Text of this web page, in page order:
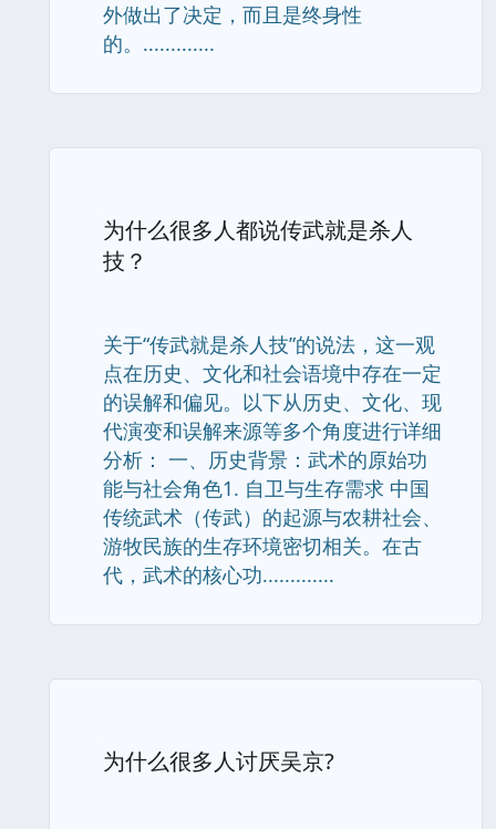
外做出了决定，而且是终身性
的。.............
为什么很多人都说传武就是杀人
技？
关于“传武就是杀人技”的说法，这一观
点在历史、文化和社会语境中存在一定
的误解和偏见。以下从历史、文化、现
代演变和误解来源等多个角度进行详细
分析： 一、历史背景：武术的原始功
能与社会角色1. 自卫与生存需求 中国
传统武术（传武）的起源与农耕社会、
游牧民族的生存环境密切相关。在古
代，武术的核心功.............
为什么很多人讨厌吴京?